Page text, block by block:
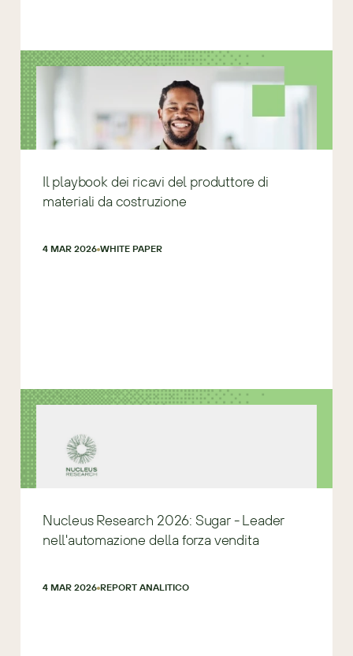
Il playbook dei ricavi del produttore di
materiali da costruzione
4 MAR 2026 WHITE PAPER
Nucleus Research 2026: Sugar - Leader
nell'automazione della forza vendita
4 MAR 2026 REPORT ANALITICO